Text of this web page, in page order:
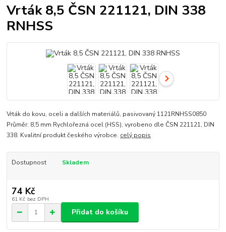
Vrták 8,5 ČSN 221121, DIN 338
RNHSS
Vrták do kovu, oceli a dalších materiálů, pasivovaný 1121RNHSS0850
Průměr: 8,5 mm Rychlořezná ocel (HSS), vyrobeno dle ČSN 221121, DIN
338. Kvalitní produkt českého výrobce. celý popis
Dostupnost Skladem
74 Kč
61 Kč bez DPH
Přidat do košíku